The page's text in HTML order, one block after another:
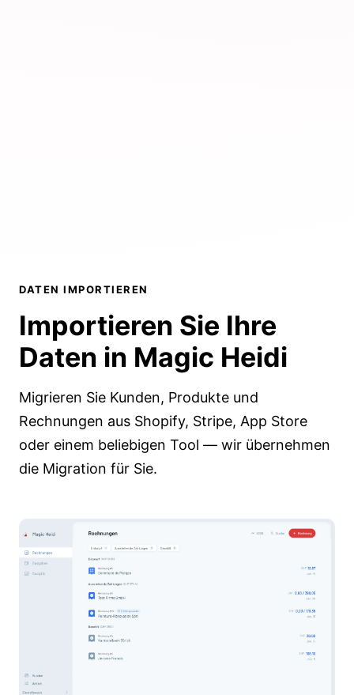
DATEN IMPORTIEREN
Importieren Sie Ihre
Daten in Magic Heidi
Migrieren Sie Kunden, Produkte und
Rechnungen aus Shopify, Stripe, App Store
oder einem beliebigen Tool — wir übernehmen
die Migration für Sie.